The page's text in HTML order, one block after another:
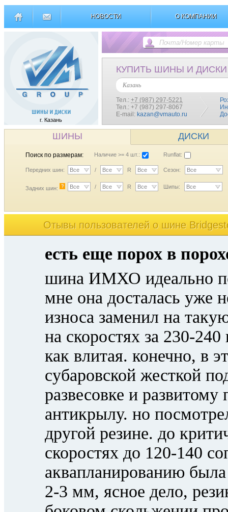
НОВОСТИ О КОМПАНИИ
г. Казань
КУПИТЬ ШИНЫ И ДИСКИ
Казань
Тел.: +7 (987) 297-5221
Тел.: +7 (987) 297-8067
E-mail: kazan@vmauto.ru
ШИНЫ ДИСКИ
Поиск по размерам: Наличие >= 4 шт.: Runflat:
Передних шин: Все / Все R Все Сезон: Все
Задних шин: ? Все / Все R Все Шипы: Все
Отывы пользователей o шине
есть еще порох в
шина ИМХО идеально
мне она досталась уже
износа заменил на
на скоростях за 230-
как влитая. конечно, в
субаровской жесткой
развесовке и
антикрылу. но
другой резине. до
скоростях до 120-140
аквапланированию
2-3 мм, ясное дело,